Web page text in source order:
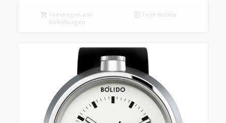
Toevoegen aan
winkelwagen
Toon details